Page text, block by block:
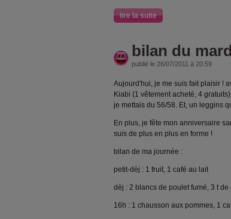
lire la suite
bilan du
publié le 26/07/2011 à 20:59
Aujourd'hui, je me suis fait plaisir !
Kiabi (1 vêtement acheté, 4
je mettais du 56/58. Et, un leggins
En plus, je fête mon anniversaire
suis de plus en plus en forme !
bilan de ma journée :
petit-dèj : 1 fruit, 1 café au lait
dèj : 2 blancs de poulet fumé, 3 t
16h : 1 chausson aux pommes, 1